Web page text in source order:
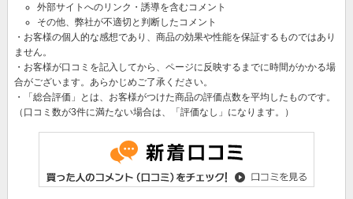
外部サイトへのリンク・誘導を含むコメント
その他、弊社が不適切と判断したコメント
・お客様の個人的な感想であり、商品の効果や性能を保証するものではあり
ません。
・お客様が口コミを記入してから、ページに反映するまでに時間がかかる場
合がございます。あらかじめご了承ください。
・「総合評価」とは、お客様がつけた商品の評価点数を平均したものです。
（口コミ数が3件に満たない場合は、「評価なし」になります。）